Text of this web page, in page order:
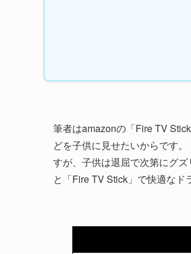
筆者はamazonの「Fire TV
どを子供に見せたいからです
すが、子供は退屈で次第にグ
と「Fire TV Stick」で快適なド